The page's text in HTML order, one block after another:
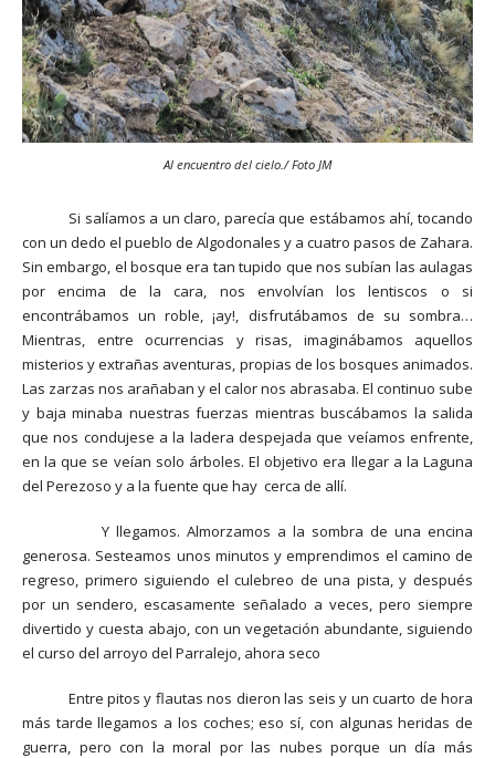
Al encuentro del cielo./ Foto JM
Si salíamos a un claro, parecía que estábamos ahí, tocando
con un dedo el pueblo de Algodonales y a cuatro pasos de Zahara.
Sin embargo, el bosque era tan tupido que nos subían las aulagas
por encima de la cara, nos envolvían los lentiscos o si
encontrábamos un roble, ¡ay!, disfrutábamos de su sombra…
Mientras, entre ocurrencias y risas, imaginábamos aquellos
misterios y extrañas aventuras, propias de los bosques animados.
Las zarzas nos arañaban y el calor nos abrasaba. El continuo sube
y baja minaba nuestras fuerzas mientras buscábamos la salida
que nos condujese a la ladera despejada que veíamos enfrente,
en la que se veían solo árboles. El objetivo era llegar a la Laguna
del Perezoso y a la fuente que hay cerca de allí.
Y llegamos. Almorzamos a la sombra de una encina
generosa. Sesteamos unos minutos y emprendimos el camino de
regreso, primero siguiendo el culebreo de una pista, y después
por un sendero, escasamente señalado a veces, pero siempre
divertido y cuesta abajo, con un vegetación abundante, siguiendo
el curso del arroyo del Parralejo, ahora seco
Entre pitos y flautas nos dieron las seis y un cuarto de hora
más tarde llegamos a los coches; eso sí, con algunas heridas de
guerra, pero con la moral por las nubes porque un día más